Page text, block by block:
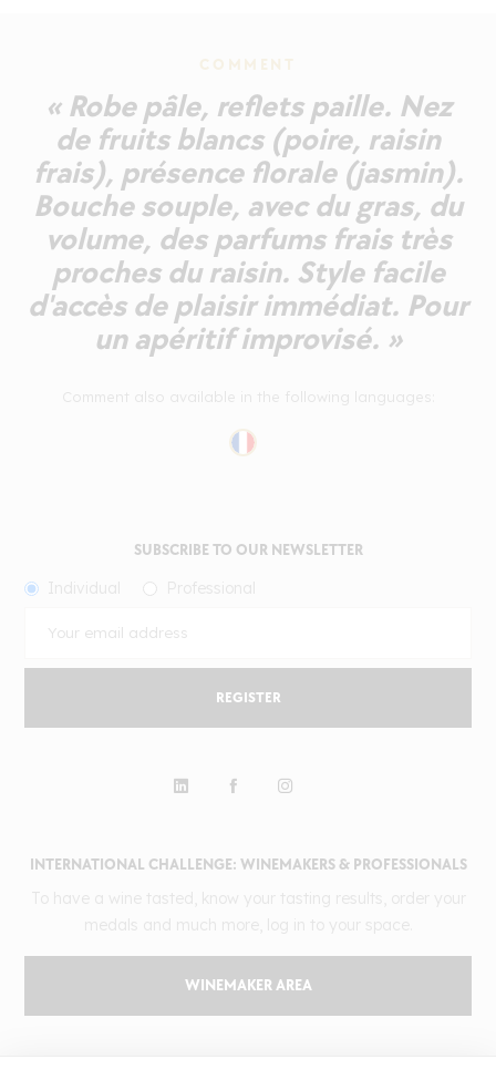
COMMENT
« Robe pâle, reflets paille. Nez
de fruits blancs (poire, raisin
frais), présence florale (jasmin).
Bouche souple, avec du gras, du
volume, des parfums frais très
proches du raisin. Style facile
d'accès de plaisir immédiat. Pour
un apéritif improvisé. »
INTERNATIONAL CHALLENGE: WINEMAKERS & PROFESSIONALS
WINEMAKER AREA
SUBSCRIBE TO OUR NEWSLETTER
REGISTER